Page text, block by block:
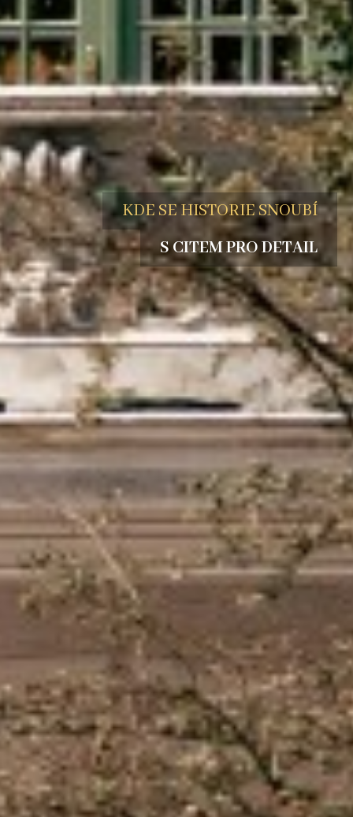
KDE SE HISTORIE SNOUBÍ
S CITEM PRO DETAIL